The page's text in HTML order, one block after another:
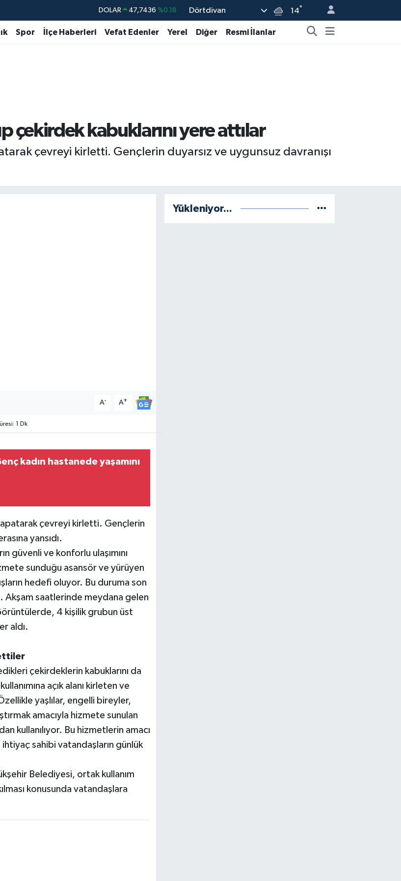
DOLAR 47,7436 %0.18
EURO 55,2510 %0.32
Dörtdivan 14°
Spor İlçe Haberleri Vefat Edenler Yerel Diğer Resmi İlanlar
çekirdek kabuklarını yere attılar
çevreyi kirletti. Gençlerin duyarsız ve uygunsuz davranışı
A- A+
1 Dk
kadın hastanede yaşamını
çevreyi kirletti. Gençlerin
yansıdı.
güvenli ve konforlu ulaşımını
sunduğu asansör ve yürüyen
hedefi oluyor. Bu duruma son
Akşam saatlerinde meydana gelen
4 kişilik grubun üst
aldı.
çekirdeklerin kabuklarını da
açık alanı kirleten ve
yaşlılar, engelli bireyler,
amacıyla hizmete sunulan
kullanılıyor. Bu hizmetlerin amacı
ihtiyaç sahibi vatandaşların günlük
Belediyesi, ortak kullanım
konusunda vatandaşlara
Yükleniyor...